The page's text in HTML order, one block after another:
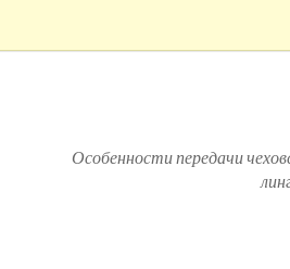
Особенности передачи